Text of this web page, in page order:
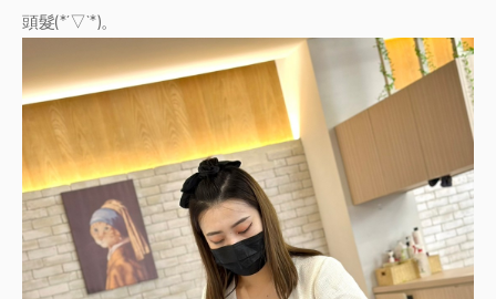
頭髮(*´▽`*)。